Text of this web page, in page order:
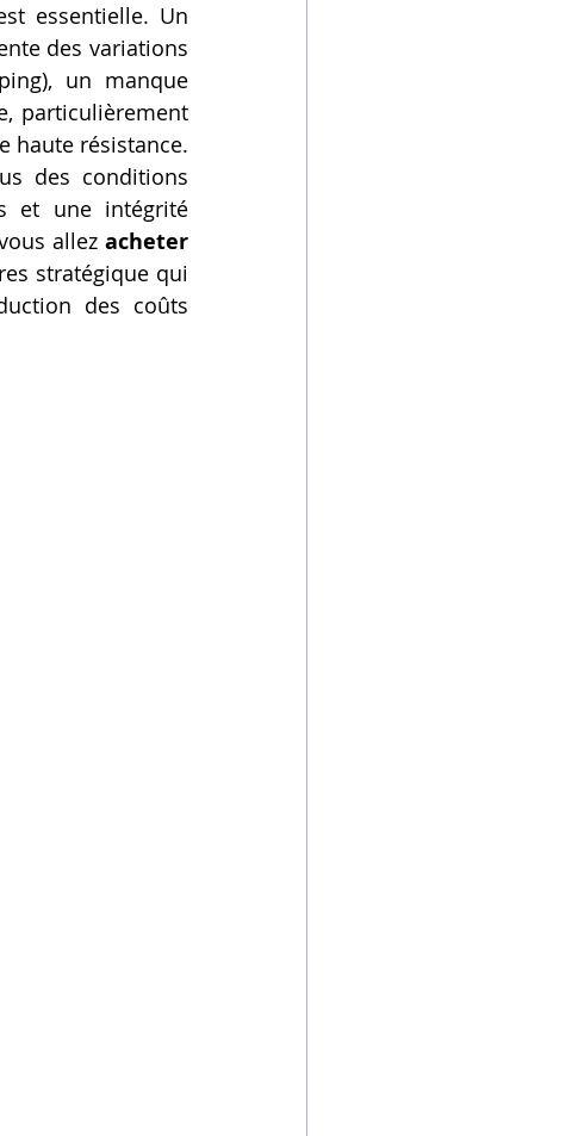
essentielle. Un
des variations
un manque
particulièrement
haute résistance.
des conditions
et une intégrité
allez acheter
stratégique qui
des coûts